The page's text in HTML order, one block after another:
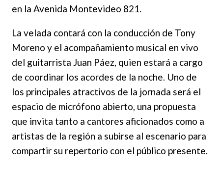
en la Avenida Montevideo 821.
La velada contará con la conducción de Tony
Moreno y el acompañamiento musical en vivo
del guitarrista Juan Páez, quien estará a cargo
de coordinar los acordes de la noche. Uno de
los principales atractivos de la jornada será el
espacio de micrófono abierto, una propuesta
que invita tanto a cantores aficionados como a
artistas de la región a subirse al escenario para
compartir su repertorio con el público presente.